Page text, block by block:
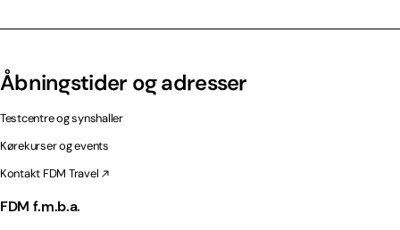
Åbningstider og adresser
Testcentre og synshaller
Kørekurser og events
Kontakt FDM Travel
FDM f.m.b.a.